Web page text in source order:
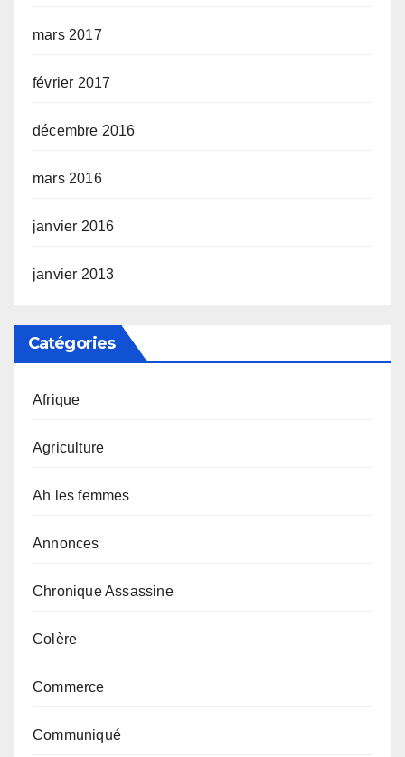
mars 2017
février 2017
décembre 2016
mars 2016
janvier 2016
janvier 2013
Catégories
Afrique
Agriculture
Ah les femmes
Annonces
Chronique Assassine
Colère
Commerce
Communiqué